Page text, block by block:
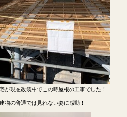
が現在改装中でこの時屋根の工事でした！
物の普通では見れない姿に感動！